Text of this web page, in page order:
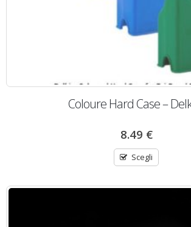
Coloure Hard Case –
8.49 €
Scegli